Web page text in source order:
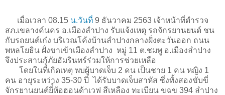
เมื่อเวลา 08.15 น.วันที่ 9 ธันวาคม 2563 เจ้าหน้าที่ตำรวจ
สภ.เขลางค์นคร อ.เมืองลำปาง รับแจ้งเหตุ รถจักรยานยนต์ ชน
กับรถยนต์เก๋ง บริเวณโค้งบ้านลำปางกลางฝั่งตะวันออก ถนน
พหลโยธิน ฝั่งขาเข้าเมืองลำปาง หมู่ 11 ต.ชมพู อ.เมืองลำปาง
จึงประสานกู้ภัยอัมรินทร์ร่วมให้การช่วยเหลือ
โดยในที่เกิดเหตุ พบผู้บาดเจ็บ 2 คน เป็นชาย 1 คน หญิง 1
คน อายุระหว่าง 35-30 ปี ได้รับบาดเจ็บสาหัส ซึ่งทั้งสองขับขี่
จักรยานยนต์ยี่์ห้อฮอนด้าเวฟ สีเหลือง ทะเบียน ขฉข 394 ลำปาง